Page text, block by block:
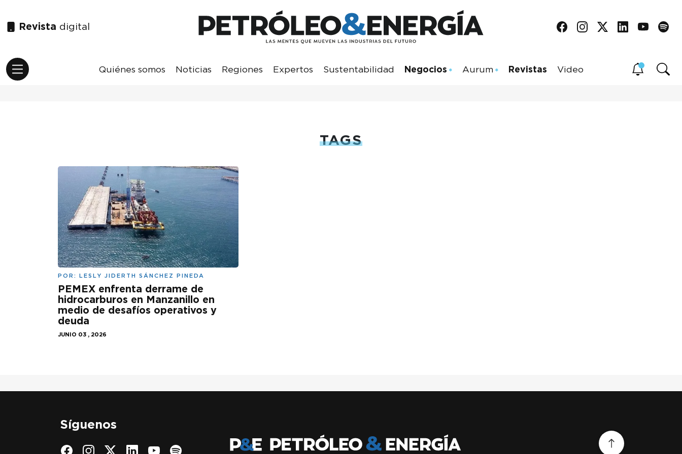
Revista digital
Quiénes somos Noticias Regiones Expertos Sustentabilidad Negocios Aurum Revistas Video
TAGS
POR: LESLY JIDERTH SÁNCHEZ PINEDA
PEMEX enfrenta derrame de
hidrocarburos en Manzanillo en
medio de desafíos operativos y
deuda
JUNIO 03 , 2026
Síguenos